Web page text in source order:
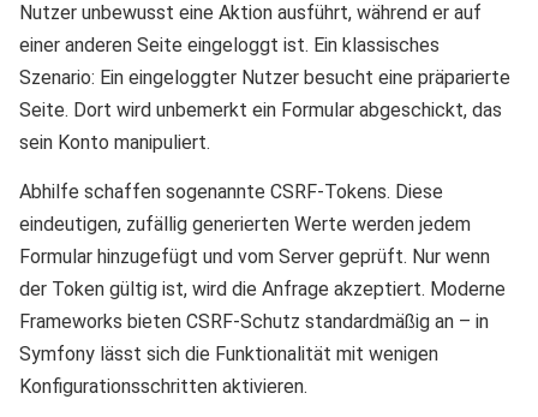
Nutzer unbewusst eine Aktion ausführt, während er auf
einer anderen Seite eingeloggt ist. Ein klassisches
Szenario: Ein eingeloggter Nutzer besucht eine präparierte
Seite. Dort wird unbemerkt ein Formular abgeschickt, das
sein Konto manipuliert.
Abhilfe schaffen sogenannte CSRF-Tokens. Diese
eindeutigen, zufällig generierten Werte werden jedem
Formular hinzugefügt und vom Server geprüft. Nur wenn
der Token gültig ist, wird die Anfrage akzeptiert. Moderne
Frameworks bieten CSRF-Schutz standardmäßig an – in
Symfony lässt sich die Funktionalität mit wenigen
Konfigurationsschritten aktivieren.